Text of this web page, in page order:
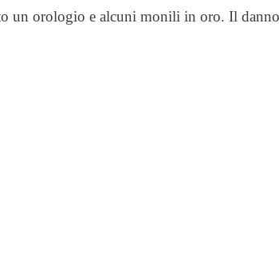
un orologio e alcuni monili in oro. Il